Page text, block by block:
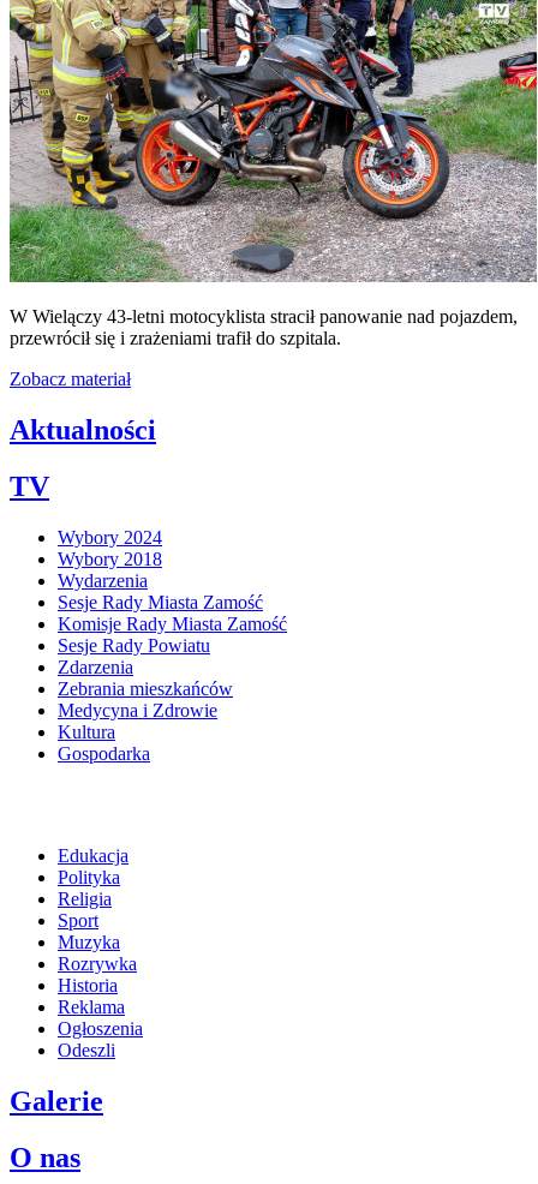
W Wielączy 43-letni motocyklista stracił panowanie nad pojazdem,
przewrócił się i zrażeniami trafił do szpitala.
Zobacz materiał
Aktualności
TV
Wybory 2024
Wybory 2018
Wydarzenia
Sesje Rady Miasta Zamość
Komisje Rady Miasta Zamość
Sesje Rady Powiatu
Zdarzenia
Zebrania mieszkańców
Medycyna i Zdrowie
Kultura
Gospodarka
Edukacja
Polityka
Religia
Sport
Muzyka
Rozrywka
Historia
Reklama
Ogłoszenia
Odeszli
Galerie
O nas